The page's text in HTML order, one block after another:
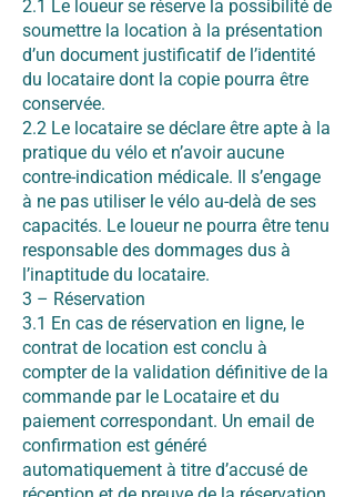
2.1 Le loueur se réserve la possibilité de
soumettre la location à la présentation
d’un document justificatif de l’identité
du locataire dont la copie pourra être
conservée.
2.2 Le locataire se déclare être apte à la
pratique du vélo et n’avoir aucune
contre-indication médicale. Il s’engage
à ne pas utiliser le vélo au-delà de ses
capacités. Le loueur ne pourra être tenu
responsable des dommages dus à
l’inaptitude du locataire.
3 – Réservation
3.1 En cas de réservation en ligne, le
contrat de location est conclu à
compter de la validation définitive de la
commande par le Locataire et du
paiement correspondant. Un email de
confirmation est généré
automatiquement à titre d’accusé de